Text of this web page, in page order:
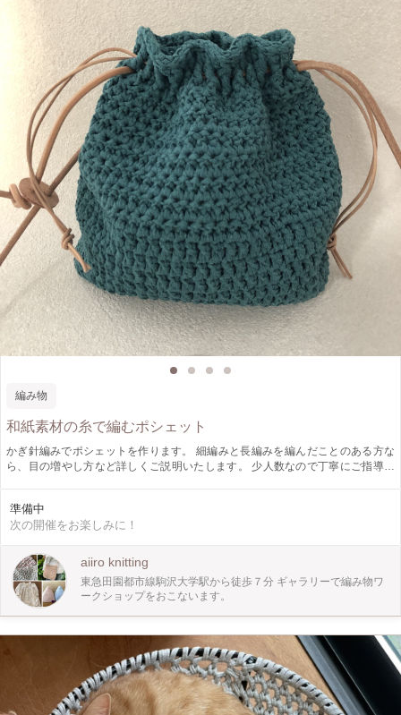
編み物
和紙素材の糸で編むポシェット
かぎ針編みでポシェットを作ります。 細編みと長編みを編んだことのある方な
ら、目の増やし方など詳しくご説明いたします。 少人数なので丁寧にご指導で
節可能) 手編みの為、それぞれのテンションがあるので多少出来上がりサイズは
変わってきます。 ちょっとお出かけにちょうど良い、スマホを入れたりできる
糸＊ 日本製の和紙を加工した日本の糸メーカーswada ittoの糸 を使用していま
す。サラッとして肌触りのとても良い、夏にぴったりの糸です。 糸の素材 分類
外繊維（和紙）57%、ポリエステル43% 手洗い可 付属品、ショルダー部分、本
体口紐は本革になります。 写真のグリーン、ベージュ、ダークブルーの3色から
お申込み時にお好きな色を選んでいただきます。 「かぎ針編みは久しぶり！」
「学生時代以来」という方も是非ご参加ください。 小さな緑の庭のあるギャラ
リースペースで編み物を楽しみましょう！
準備中
次の開催をお楽しみに！
aiiro knitting
東急田園都市線駒沢大学駅から徒歩７分 ギャラリーで編み物ワ
ークショップをおこないます。